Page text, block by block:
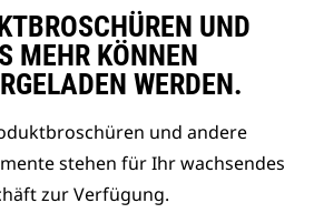
UND
MEHR KÖNNEN
WERDEN.
und andere
stehen für Ihr wachsendes
zur Verfügung.